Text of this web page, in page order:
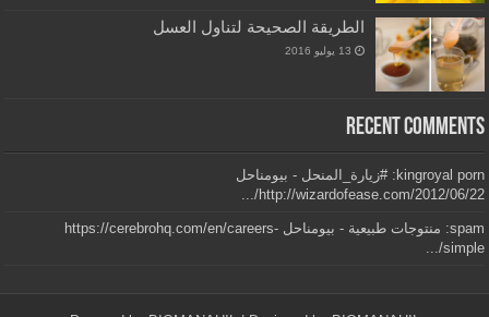
الطريقة الصحيحة لتناول العسل
13 يوليو 2016
Recent Comments
kingroyal porn: #زيارة_المنحل - بيومناحل
http://wizardofease.com/2012/06/22/...
spam: منتوجات طبيعية - بيومناحل https://cerebrohq.com/en/careers-
simple/...